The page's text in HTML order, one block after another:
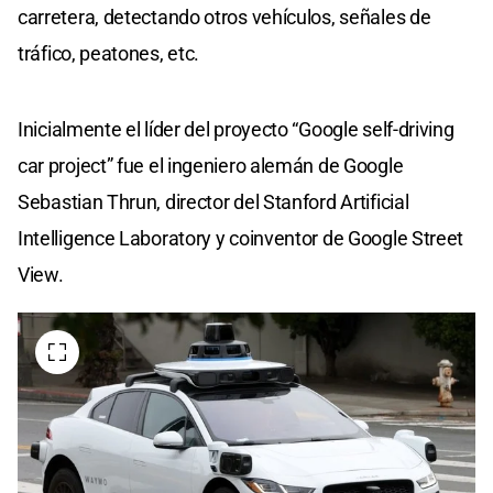
carretera, detectando otros vehículos, señales de
tráfico, peatones, etc.
Inicialmente el líder del proyecto “Google self-driving
car project” fue el ingeniero alemán de Google
Sebastian Thrun, director del Stanford Artificial
Intelligence Laboratory y coinventor de Google Street
View.